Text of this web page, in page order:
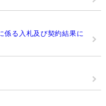
係る入札及び契約結果に